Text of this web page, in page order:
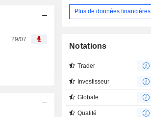
29/07
Plus de données financières
Notations
Trader
Investisseur
Globale
Qualité